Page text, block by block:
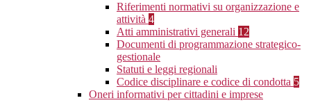
Riferimenti normativi su organizzazione e
attività 4
Atti amministrativi generali 12
Documenti di programmazione strategico-
gestionale
Statuti e leggi regionali
Codice disciplinare e codice di condotta 5
Oneri informativi per cittadini e imprese